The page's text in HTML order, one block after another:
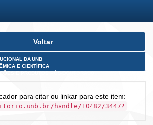
Voltar
DA UNB
E CIENTÍFICA
para citar ou linkar para este item:
handle/10482/34472